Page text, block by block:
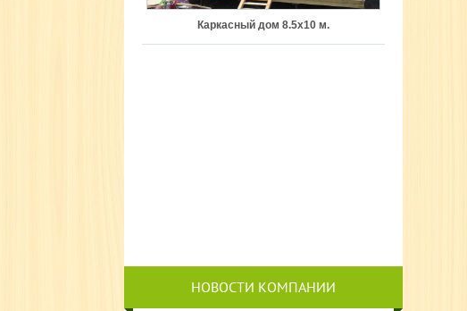
Каркасный дом 8.5х10 м.
НОВОСТИ КОМПАНИИ